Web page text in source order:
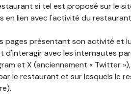
si tel est proposé sur le
lien avec l'activité du
pages présentant son activité et
d'interagir avec les internautes
et X (anciennement « Twitter
le restaurant et sur lesquels le